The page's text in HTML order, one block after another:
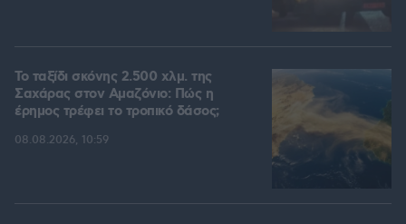
Το ταξίδι σκόνης 2.500 χλμ. της
Σαχάρας στον Αμαζόνιο: Πώς η
έρημος τρέφει το τροπικό δάσος;
08.08.2026, 10:59